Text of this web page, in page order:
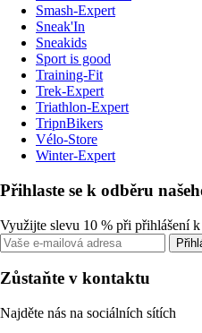
Smash-Expert
Sneak'In
Sneakids
Sport is good
Training-Fit
Trek-Expert
Triathlon-Expert
TripnBikers
Vélo-Store
Winter-Expert
Přihlaste se k odběru
Využijte slevu 10 % při přihlášení
Zůstaňte v kontaktu
Najděte nás na sociálních sítích